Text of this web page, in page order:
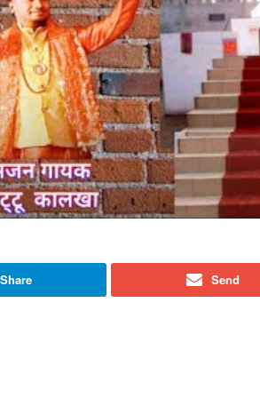
Share Send